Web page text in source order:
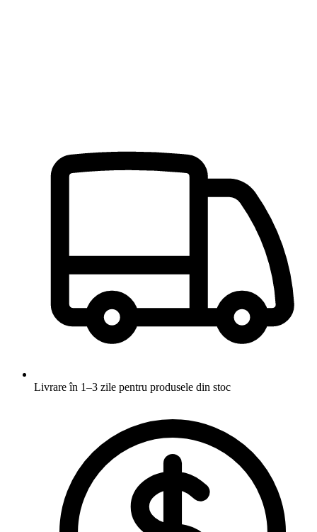
Livrare în 1–3 zile pentru produsele din stoc